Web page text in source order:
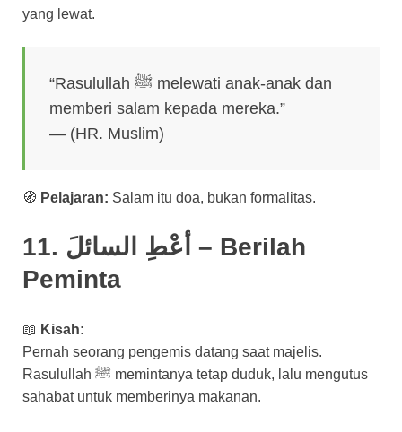
yang lewat.
“Rasulullah ﷺ melewati anak-anak dan
memberi salam kepada mereka.”
— (HR. Muslim)
🧭 Pelajaran: Salam itu doa, bukan formalitas.
11. أعْطِ السائلَ – Berilah
Peminta
📖 Kisah:
Pernah seorang pengemis datang saat majelis.
Rasulullah ﷺ memintanya tetap duduk, lalu mengutus
sahabat untuk memberinya makanan.